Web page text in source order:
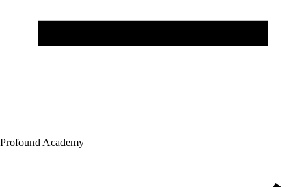
Profound Academy